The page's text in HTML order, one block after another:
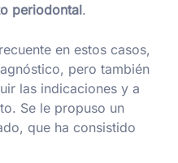
periodontal.
en estos casos,
pero también
las indicaciones y a
Se le propuso un
que ha consistido